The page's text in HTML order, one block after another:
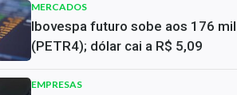
MERCADOS
Ibovespa futuro sobe aos 176
(PETR4); dólar cai a R$ 5,09
EMPRESAS